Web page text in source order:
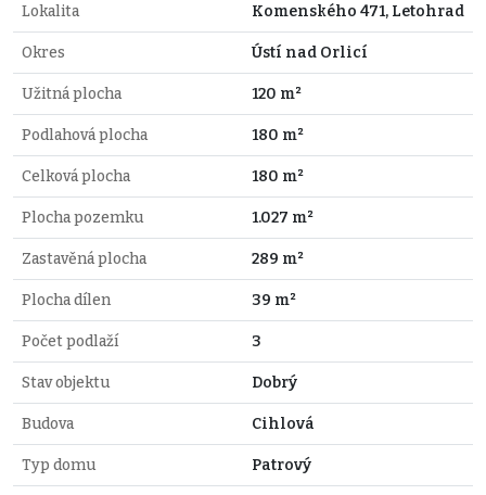
Lokalita Komenského 471, Letohrad
Okres Ústí nad Orlicí
Užitná plocha 120 m²
Podlahová plocha 180 m²
Celková plocha 180 m²
Plocha pozemku 1.027 m²
Zastavěná plocha 289 m²
Plocha dílen 39 m²
Počet podlaží 3
Stav objektu Dobrý
Budova Cihlová
Typ domu Patrový